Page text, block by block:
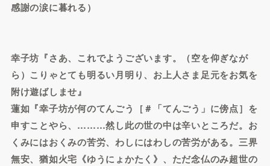
感謝の涙に暮れる）
幸子坊『さあ、これでようございます。（空を仰ぎなが
ら）こりゃとても明るい月明り、お上人さま足元をお気を
附け遊ばしませ』
蓮如『幸子坊が何のてんごう［＃「てんごう」に傍点］を
申すことやら、………然し此の世の中は辛いところだ。お
くみにはおくみの苦労、わしにはわしの苦労がある。三界
無安、猶如火宅《ゆうにょかたく》、ただ念仏のみ超世の